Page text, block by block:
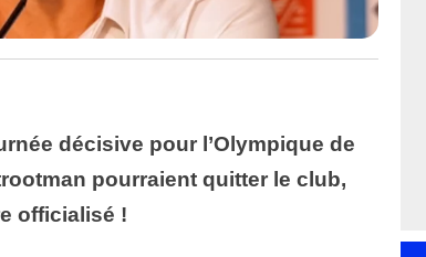
décisive pour l’Olympique de
pourraient quitter le club,
officialisé !